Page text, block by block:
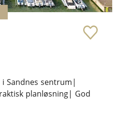
Sandnes sentrum|
planløsning| God